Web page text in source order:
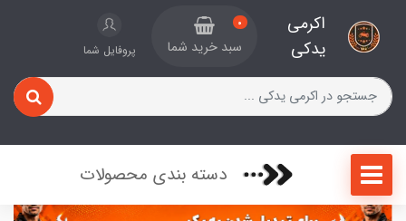
اکرمی
یدکی
0
سبد خرید شما پروفایل شما
دسته بندی محصولات